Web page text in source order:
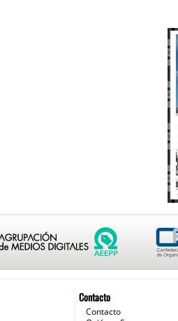
Contacto
Contacto